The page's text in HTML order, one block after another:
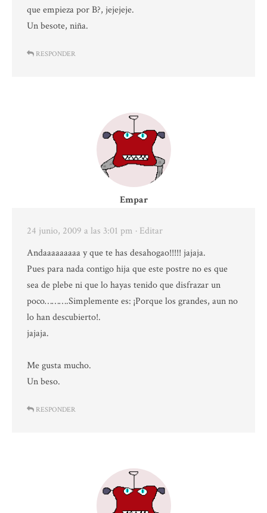
que empieza por B?, jejejeje.
Un besote, niña.
RESPONDER
Empar
24 junio, 2009 a las 3:01 pm · Editar
Andaaaaaaaaa y que te has desahogao!!!!! jajaja.
Pues para nada contigo hija que este postre no es que
sea de plebe ni que lo hayas tenido que disfrazar un
poco……….Simplemente es: ¡Porque los grandes, aun no
lo han descubierto!.
jajaja.
Me gusta mucho.
Un beso.
RESPONDER